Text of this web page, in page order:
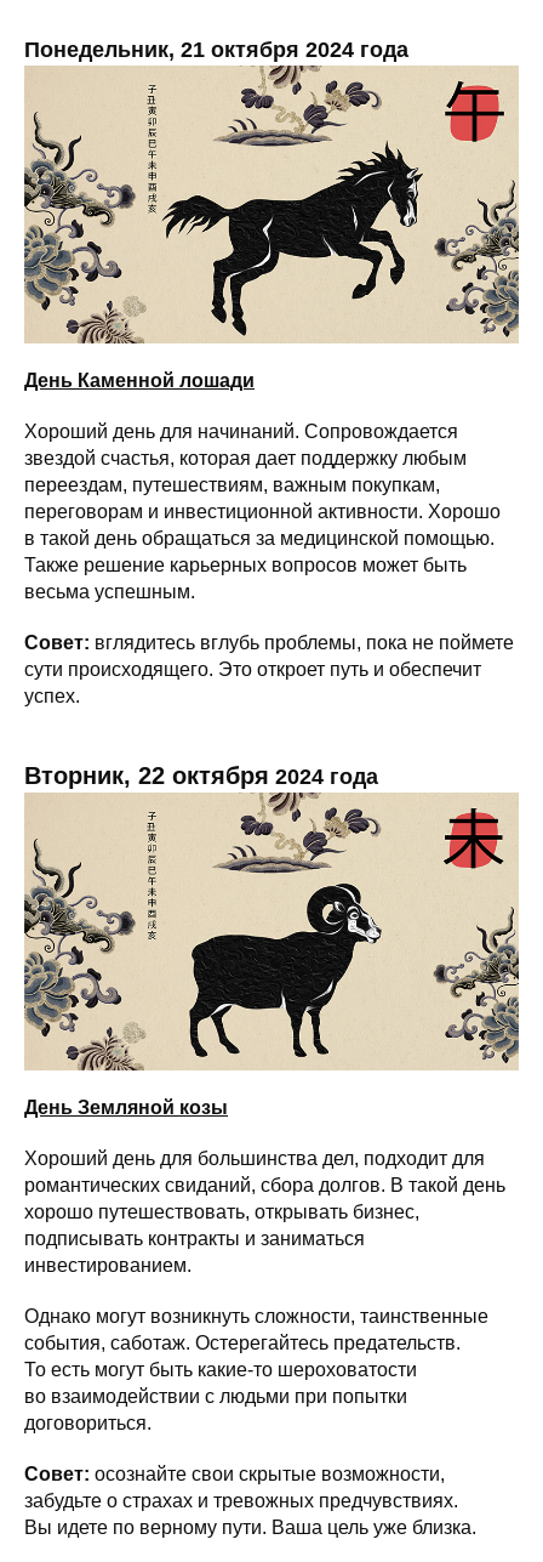
Понедельник, 21 октября 2024 года
День Каменной лошади
Хороший день для начинаний. Сопровождается
звездой счастья, которая дает поддержку любым
переездам, путешествиям, важным покупкам,
переговорам и инвестиционной активности. Хорошо
в такой день обращаться за медицинской помощью.
Также решение карьерных вопросов может быть
весьма успешным.
Совет: вглядитесь вглубь проблемы, пока не поймете
сути происходящего. Это откроет путь и обеспечит
успех.
Вторник, 22 октября 2024 года
День Земляной козы
Хороший день для большинства дел, подходит для
романтических свиданий, сбора долгов. В такой день
хорошо путешествовать, открывать бизнес,
подписывать контракты и заниматься
инвестированием.
Однако могут возникнуть сложности, таинственные
события, саботаж. Остерегайтесь предательств.
То есть могут быть какие-то шероховатости
во взаимодействии с людьми при попытки
договориться.
Совет: осознайте свои скрытые возможности,
забудьте о страхах и тревожных предчувствиях.
Вы идете по верному пути. Ваша цель уже близка.